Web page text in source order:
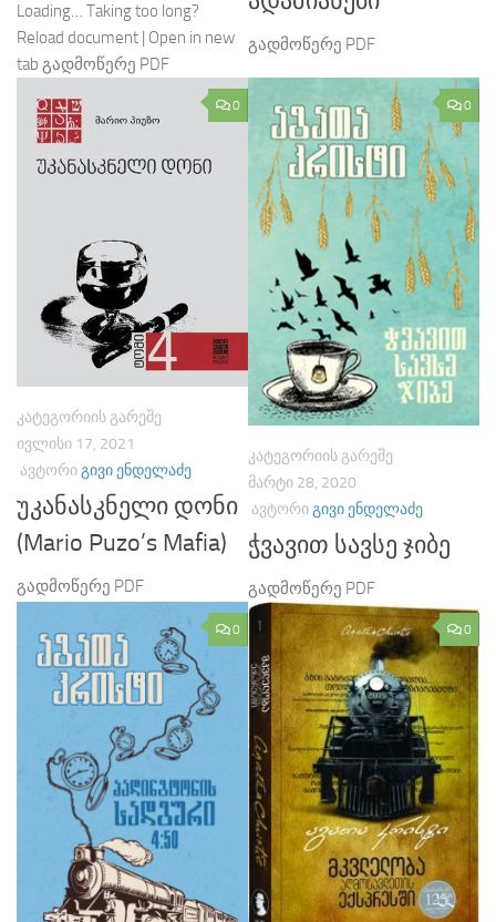
Loading… Taking too long?
Reload document | Open in new
tab გადმოწერე PDF
გადმოწერე PDF
0
ᲙᲐᲢᲔᲒᲝᲠᲘᲘᲡ ᲒᲐᲠᲔᲨᲔ
ᲘᲕᲚᲘᲡᲘ 17, 2021
ᲐᲕᲢᲝᲠᲘᲒᲘᲕᲘ ᲔᲜᲓᲔᲚᲐᲫᲔ
უკანასკნელი დონი
(Mario Puzo’s Mafia)
გადმოწერე PDF
0
ᲙᲐᲢᲔᲒᲝᲠᲘᲘᲡ ᲒᲐᲠᲔᲨᲔ
ᲛᲐᲠᲢᲘ 28, 2020
ᲐᲕᲢᲝᲠᲘᲒᲘᲕᲘ ᲔᲜᲓᲔᲚᲐᲫᲔ
ჭვავით სავსე ჯიბე
გადმოწერე PDF
0 0